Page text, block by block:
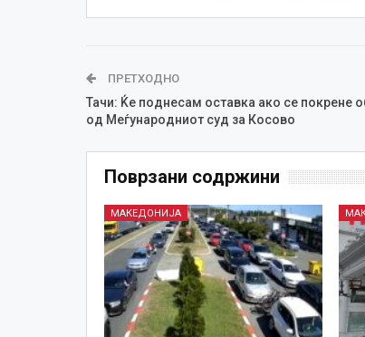
ПРЕТХОДНО
Тачи: Ќе поднесам оставка ако се покрене
од Меѓународниот суд за Косово
Поврзани содржини
МАКЕДОНИЈА